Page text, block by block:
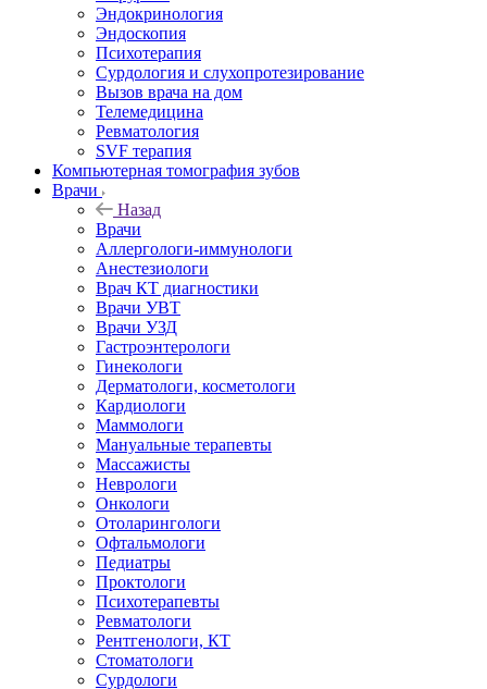
Эндокринология
Эндоскопия
Психотерапия
Сурдология и слухопротезирование
Вызов врача на дом
Телемедицина
Ревматология
SVF терапия
Компьютерная томография зубов
Врачи
Назад
Врачи
Аллергологи-иммунологи
Анестезиологи
Врач КТ диагностики
Врачи УВТ
Врачи УЗД
Гастроэнтерологи
Гинекологи
Дерматологи, косметологи
Кардиологи
Маммологи
Мануальные терапевты
Массажисты
Неврологи
Онкологи
Отоларингологи
Офтальмологи
Педиатры
Проктологи
Психотерапевты
Ревматологи
Рентгенологи, КТ
Стоматологи
Сурдологи